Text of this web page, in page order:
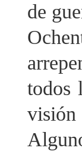
de
todos